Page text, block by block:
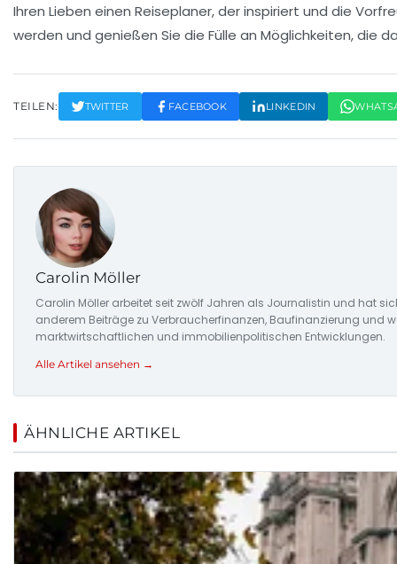
Ihren Lieben einen Reiseplaner, der inspiriert und die
werden und genießen Sie die Fülle an Möglichkeiten, die
TEILEN: TWITTER FACEBOOK LINKEDIN
Carolin Möller
Carolin Möller arbeitet seit zwölf Jahren als Journalistin und hat
anderem Beiträge zu Verbraucherfinanzen, Baufinanzierung und
marktwirtschaftlichen und immobilienpolitischen Entwicklungen.
Alle Artikel ansehen →
ÄHNLICHE ARTIKEL